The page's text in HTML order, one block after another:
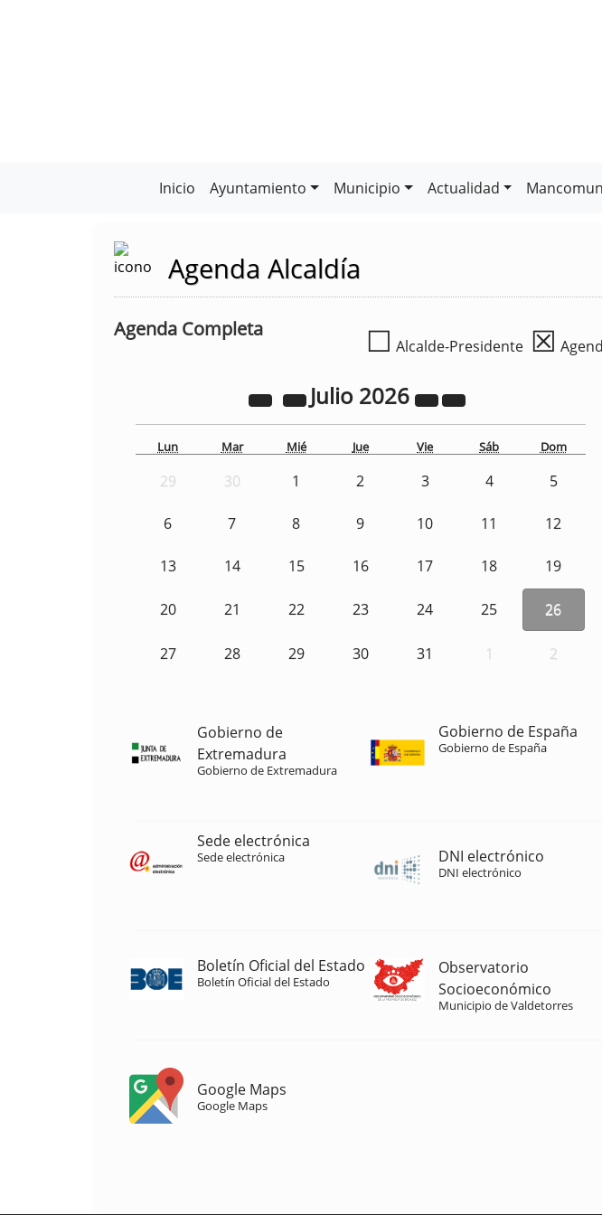
Inicio Ayuntamiento Municipio Actualidad
Agenda Alcaldía
Agenda Completa ☐ Alcalde-Presidente ☒
Julio 2026
Lun Mar Mié Jue Vie Sáb Dom
29 30 1 2 3 4 5
6 7 8 9 10 11 12
13 14 15 16 17 18 19
20 21 22 23 24 25 26
27 28 29 30 31 1 2
Gobierno de
Extremadura
Gobierno de Extremadura
Gobierno de España
Gobierno de España
Sede electrónica
Sede electrónica DNI electrónico
DNI electrónico
Boletín Oficial del Estado
Boletín Oficial del Estado
Observatorio
Socioeconómico
Municipio de Valdetorres
Google Maps
Google Maps